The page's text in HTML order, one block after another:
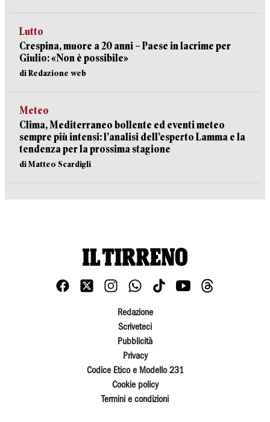
Lutto
Crespina, muore a 20 anni – Paese in lacrime per
Giulio: «Non è possibile»
di Redazione web
Meteo
Clima, Mediterraneo bollente ed eventi meteo
sempre più intensi: l’analisi dell’esperto Lamma e la
tendenza per la prossima stagione
di Matteo Scardigli
Redazione
Scriveteci
Pubblicità
Privacy
Codice Etico e Modello 231
Cookie policy
Termini e condizioni